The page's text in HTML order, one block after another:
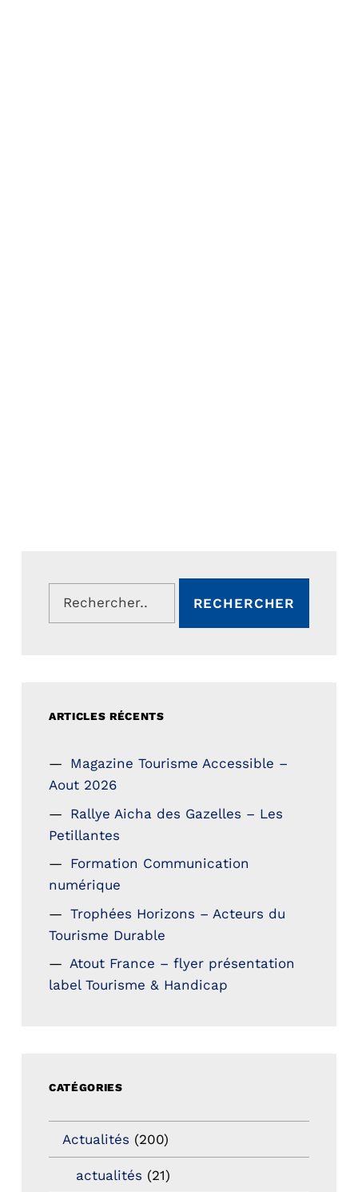
Rechercher :
ARTICLES RÉCENTS
Magazine Tourisme Accessible –
Aout 2026
Rallye Aicha des Gazelles – Les
Petillantes
Formation Communication
numérique
Trophées Horizons – Acteurs du
Tourisme Durable
Atout France – flyer présentation
label Tourisme & Handicap
CATÉGORIES
Actualités (200)
actualités (21)